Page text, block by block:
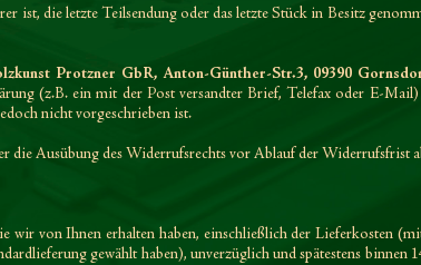
ist, die letzte Teilsendung oder das letzte Stück in Besitz
Protzner GbR, Anton-Günther-Str.3, 09390
(z.B. ein mit der Post versandter Brief, Telefax oder E-
nicht vorgeschrieben ist.
Ausübung des Widerrufsrechts vor Ablauf der Widerrufsfrist
von Ihnen erhalten haben, einschließlich der Lieferkosten
gewählt haben), unverzüglich und spätestens binnen